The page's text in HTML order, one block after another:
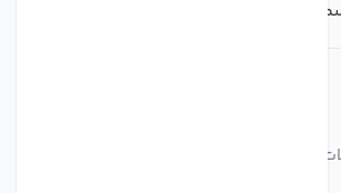
بهبود شرایط زندگی خود بردارید.
مشابه کاور دستگاه تصفیه آب